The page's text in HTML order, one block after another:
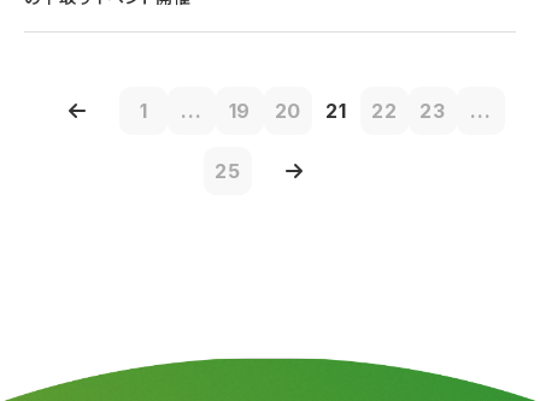
1 ... 19 20 21 22 23 ...
25